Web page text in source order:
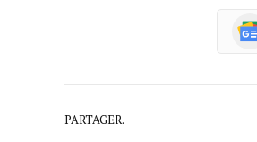
PARTAGER.